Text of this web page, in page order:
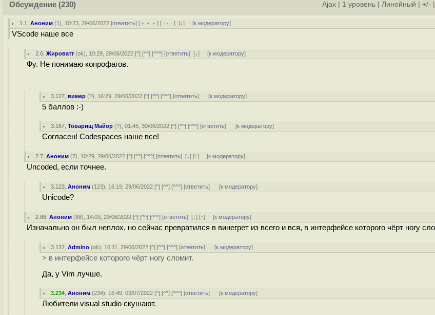
Обсуждение (230) Ajax 1 уровень Линейный +/-
1.1 ,Аноним (1), 10:23, 29/06/2022 [ответить] [ ﹢﹢﹢] [ · · ·][↓] [к модератору]
VScode наше все
2.6 ,Жироватт (ok), 10:29, 29/06/2022 [^] [^^] [^^^] [ответить][↓] [к модератору]
Фу. Не понимаю копрофагов.
3.127 ,вимер (?), 16:29, 29/06/2022 [^] [^^] [^^^] [ответить] [к модератору]
5 баллов :-)
3.167 ,Товарищ Майор (?), 01:45, 30/06/2022 [^] [^^] [^^^] [ответить] [к модератору]
Согласен! Codespaces наше все!
2.7 ,Аноним (7), 10:29, 29/06/2022 [^] [^^] [^^^] [ответить][↓] [↑] [к модератору]
Uncoded, если точнее.
3.123 ,Аноним (123), 16:19, 29/06/2022 [^] [^^] [^^^] [ответить] [к модератору]
Unicode?
2.88 ,Аноним (88), 14:03, 29/06/2022 [^] [^^] [^^^] [ответить][↓] [↑] [к модератору]
Изначально он был неплох, но сейчас превратился в винегрет из всего и вся, в интерфейсе которого чёрт ногу
3.122 ,Admino (ok), 16:11, 29/06/2022 [^] [^^] [^^^] [ответить] [к модератору]
> в интерфейсе которого чёрт ногу сломит.
Да, у Vim лучше.
3.234 ,Аноним (234), 16:49, 03/07/2022 [^] [^^] [^^^] [ответить] [к модератору]
Любители visual studio скушают.